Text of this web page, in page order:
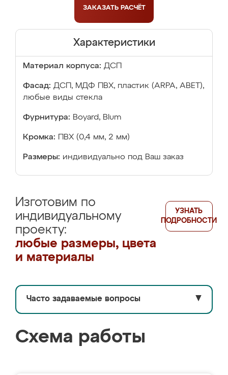
ЗАКАЗАТЬ РАСЧЁТ
Характеристики
Материал корпуса: ДСП
Фасад: ДСП, МДФ ПВХ, пластик (ARPA, ABET),
любые виды стекла
Фурнитура: Boyard, Blum
Кромка: ПВХ (0,4 мм, 2 мм)
Размеры: индивидуально под Ваш заказ
Изготовим по
индивидуальному
проекту:
любые размеры, цвета
и материалы
УЗНАТЬ
ПОДРОБНОСТИ
Часто задаваемые вопросы ▼
Схема работы